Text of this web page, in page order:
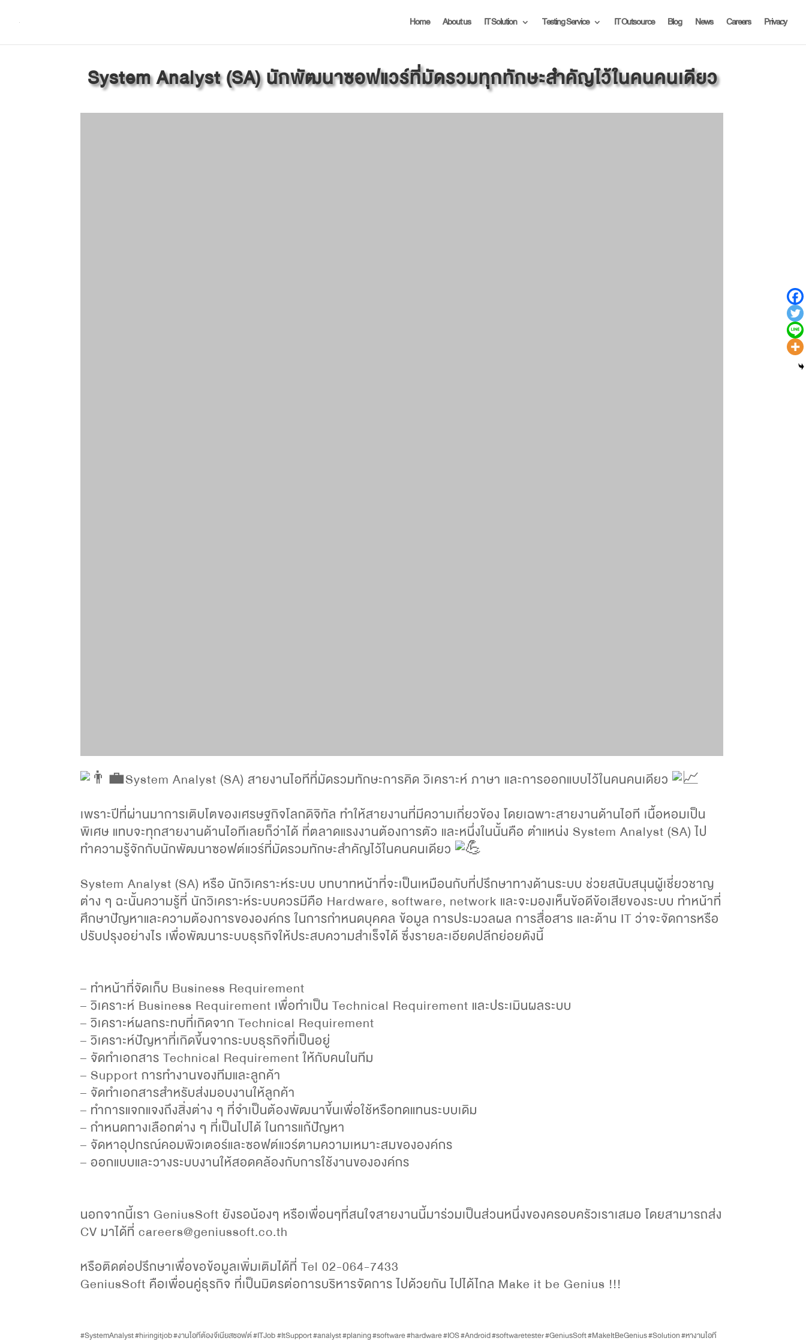
Home About us IT Solution Testing Service IT Outsource Blog News Careers Privacy
System Analyst (SA) นักพัฒนาซอฟแวร์ที่มัดรวมทุกทักษะสำคัญไว้ในคนคนเดียว
System Analyst (SA) สายงานไอทีที่มัดรวมทักษะการคิด วิเคราะห์ ภาษา และการออกแบบไว้ในคนคนเดียว
เพราะปีที่ผ่านมาการเติบโตของเศรษฐกิจโลกดิจิทัล ทำให้สายงานที่มีความเกี่ยวข้อง โดยเฉพาะสายงานด้านไอที เนื้อหอมเป็น
พิเศษ แทบจะทุกสายงานด้านไอทีเลยก็ว่าได้ ที่ตลาดแรงงานต้องการตัว และหนึ่งในนั้นคือ ตำแหน่ง System Analyst (SA) ไป
ทำความรู้จักกับนักพัฒนาซอฟต์แวร์ที่มัดรวมทักษะสำคัญไว้ในคนคนเดียว
System Analyst (SA) หรือ นักวิเคราะห์ระบบ บทบาทหน้าที่จะเป็นเหมือนกับที่ปรึกษาทางด้านระบบ ช่วยสนับสนุนผู้เชี่ยวชาญ
ต่าง ๆ ฉะนั้นความรู้ที่ นักวิเคราะห์ระบบควรมีคือ Hardware, software, network และจะมองเห็นข้อดีข้อเสียของระบบ ทำหน้าที่
ศึกษาปัญหาและความต้องการขององค์กร ในการกำหนดบุคคล ข้อมูล การประมวลผล การสื่อสาร และด้าน IT ว่าจะจัดการหรือ
ปรับปรุงอย่างไร เพื่อพัฒนาระบบธุรกิจให้ประสบความสำเร็จได้ ซึ่งรายละเอียดปลีกย่อยดังนี้
– ทำหน้าที่จัดเก็บ Business Requirement
– วิเคราะห์ Business Requirement เพื่อทำเป็น Technical Requirement และประเมินผลระบบ
– วิเคราะห์ผลกระทบที่เกิดจาก Technical Requirement
– วิเคราะห์ปัญหาที่เกิดขึ้นจากระบบธุรกิจที่เป็นอยู่
– จัดทำเอกสาร Technical Requirement ให้กับคนในทีม
– Support การทำงานของทีมและลูกค้า
– จัดทำเอกสารสำหรับส่งมอบงานให้ลูกค้า
– ทำการแจกแจงถึงสิ่งต่าง ๆ ที่จำเป็นต้องพัฒนาขึ้นเพื่อใช้หรือทดแทนระบบเดิม
– กำหนดทางเลือกต่าง ๆ ที่เป็นไปได้ ในการแก้ปัญหา
– จัดหาอุปกรณ์คอมพิวเตอร์และซอฟต์แวร์ตามความเหมาะสมขององค์กร
– ออกแบบและวางระบบงานให้สอดคล้องกับการใช้งานขององค์กร
นอกจากนี้เรา GeniusSoft ยังรอน้องๆ หรือเพื่อนๆที่สนใจสายงานนี้มาร่วมเป็นส่วนหนึ่งของครอบครัวเราเสมอ โดยสามารถส่ง
CV มาได้ที่ careers@geniussoft.co.th
หรือติดต่อปรึกษาเพื่อขอข้อมูลเพิ่มเติมได้ที่ Tel 02-064-7433
GeniusSoft คือเพื่อนคู่ธุรกิจ ที่เป็นมิตรต่อการบริหารจัดการ ไปด้วยกัน ไปได้ไกล Make it be Genius !!!
#SystemAnalyst#hiringitjob#งานไอทีต้องจีเนียสซอฟต์#ITJob#ItSupport#analyst#planing#software#hardware#IOS#Android#softwaretester#GeniusSoft#MakeItBeGenius#Solution#หางานไอที